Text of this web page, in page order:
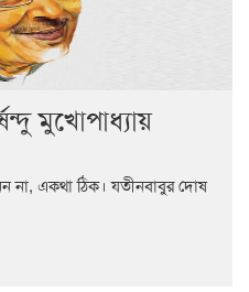
মুখোপাধ্যায়
না, একথা ঠিক। যতীনবাবুর দোষ